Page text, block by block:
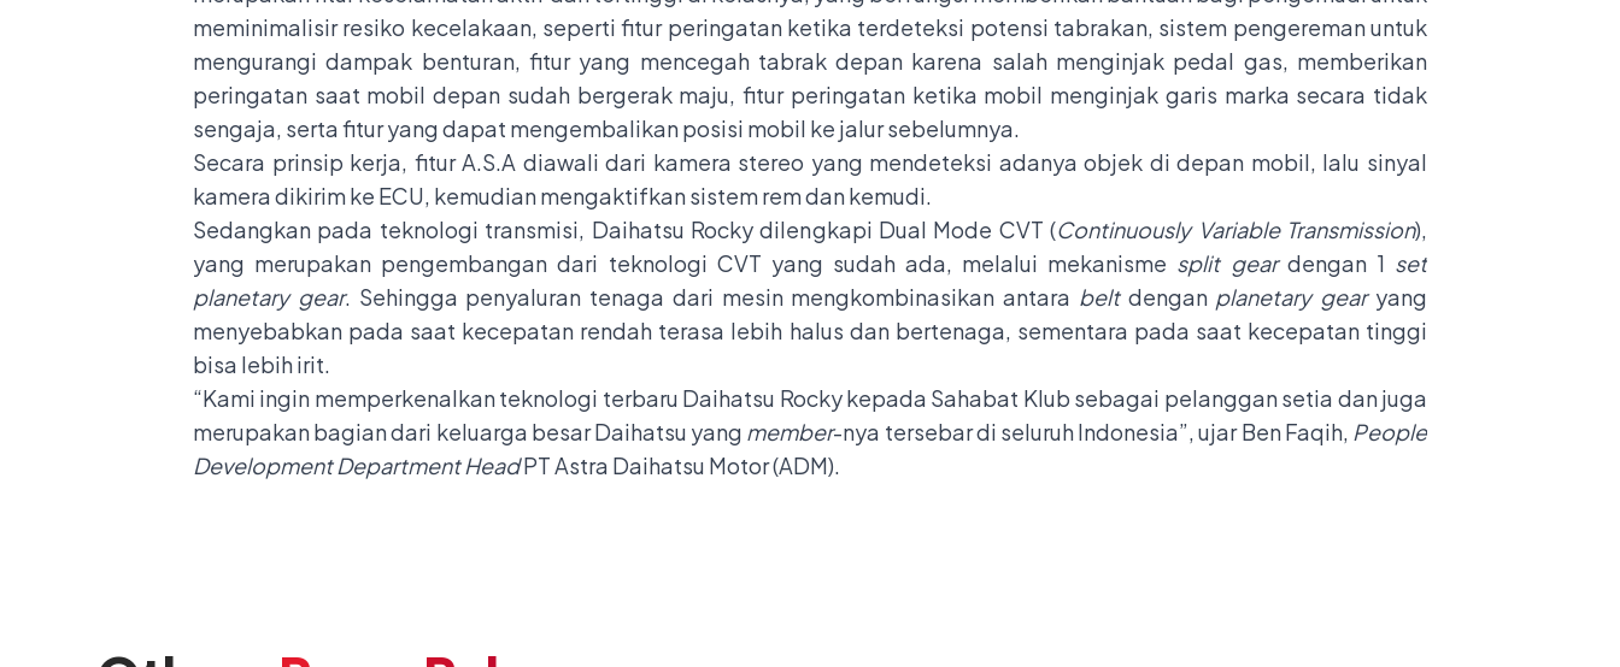
meminimalisir resiko kecelakaan, seperti fitur peringatan ketika terdeteksi potensi tabrakan, sistem pengereman untuk
mengurangi dampak benturan, fitur yang mencegah tabrak depan karena salah menginjak pedal gas, memberikan
peringatan saat mobil depan sudah bergerak maju, fitur peringatan ketika mobil menginjak garis marka secara tidak
sengaja, serta fitur yang dapat mengembalikan posisi mobil ke jalur sebelumnya.
Secara prinsip kerja, fitur A.S.A diawali dari kamera stereo yang mendeteksi adanya objek di depan mobil, lalu sinyal
kamera dikirim ke ECU, kemudian mengaktifkan sistem rem dan kemudi.
Sedangkan pada teknologi transmisi, Daihatsu Rocky dilengkapi Dual Mode CVT (Continuously Variable Transmission),
yang merupakan pengembangan dari teknologi CVT yang sudah ada, melalui mekanisme split geardengan 1 set
planetary gear. Sehingga penyaluran tenaga dari mesin mengkombinasikan antara beltdengan planetary gearyang
menyebabkan pada saat kecepatan rendah terasa lebih halus dan bertenaga, sementara pada saat kecepatan tinggi
bisa lebih irit.
“Kami ingin memperkenalkan teknologi terbaru Daihatsu Rocky kepada Sahabat Klub sebagai pelanggan setia dan juga
merupakan bagian dari keluarga besar Daihatsu yang member-nya tersebar di seluruh Indonesia”, ujar Ben Faqih, People
Development Department HeadPT Astra Daihatsu Motor (ADM).